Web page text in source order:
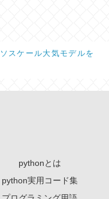
スケール大気モデルを
pythonとは
python実用コード集